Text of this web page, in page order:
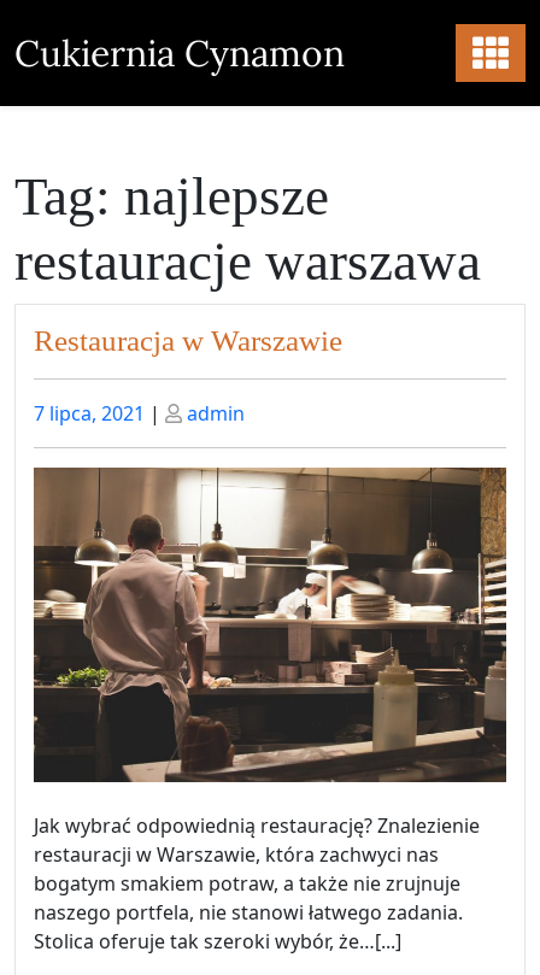
to
content
Cukiernia Cynamon
Tag: najlepsze
restauracje warszawa
Restauracja w Warszawie
Posted
on
7 lipca, 2021 | Posted
on
admin
Jak wybrać odpowiednią restaurację? Znalezienie
restauracji w Warszawie, która zachwyci nas
bogatym smakiem potraw, a także nie zrujnuje
naszego portfela, nie stanowi łatwego zadania.
Stolica oferuje tak szeroki wybór, że…[...]